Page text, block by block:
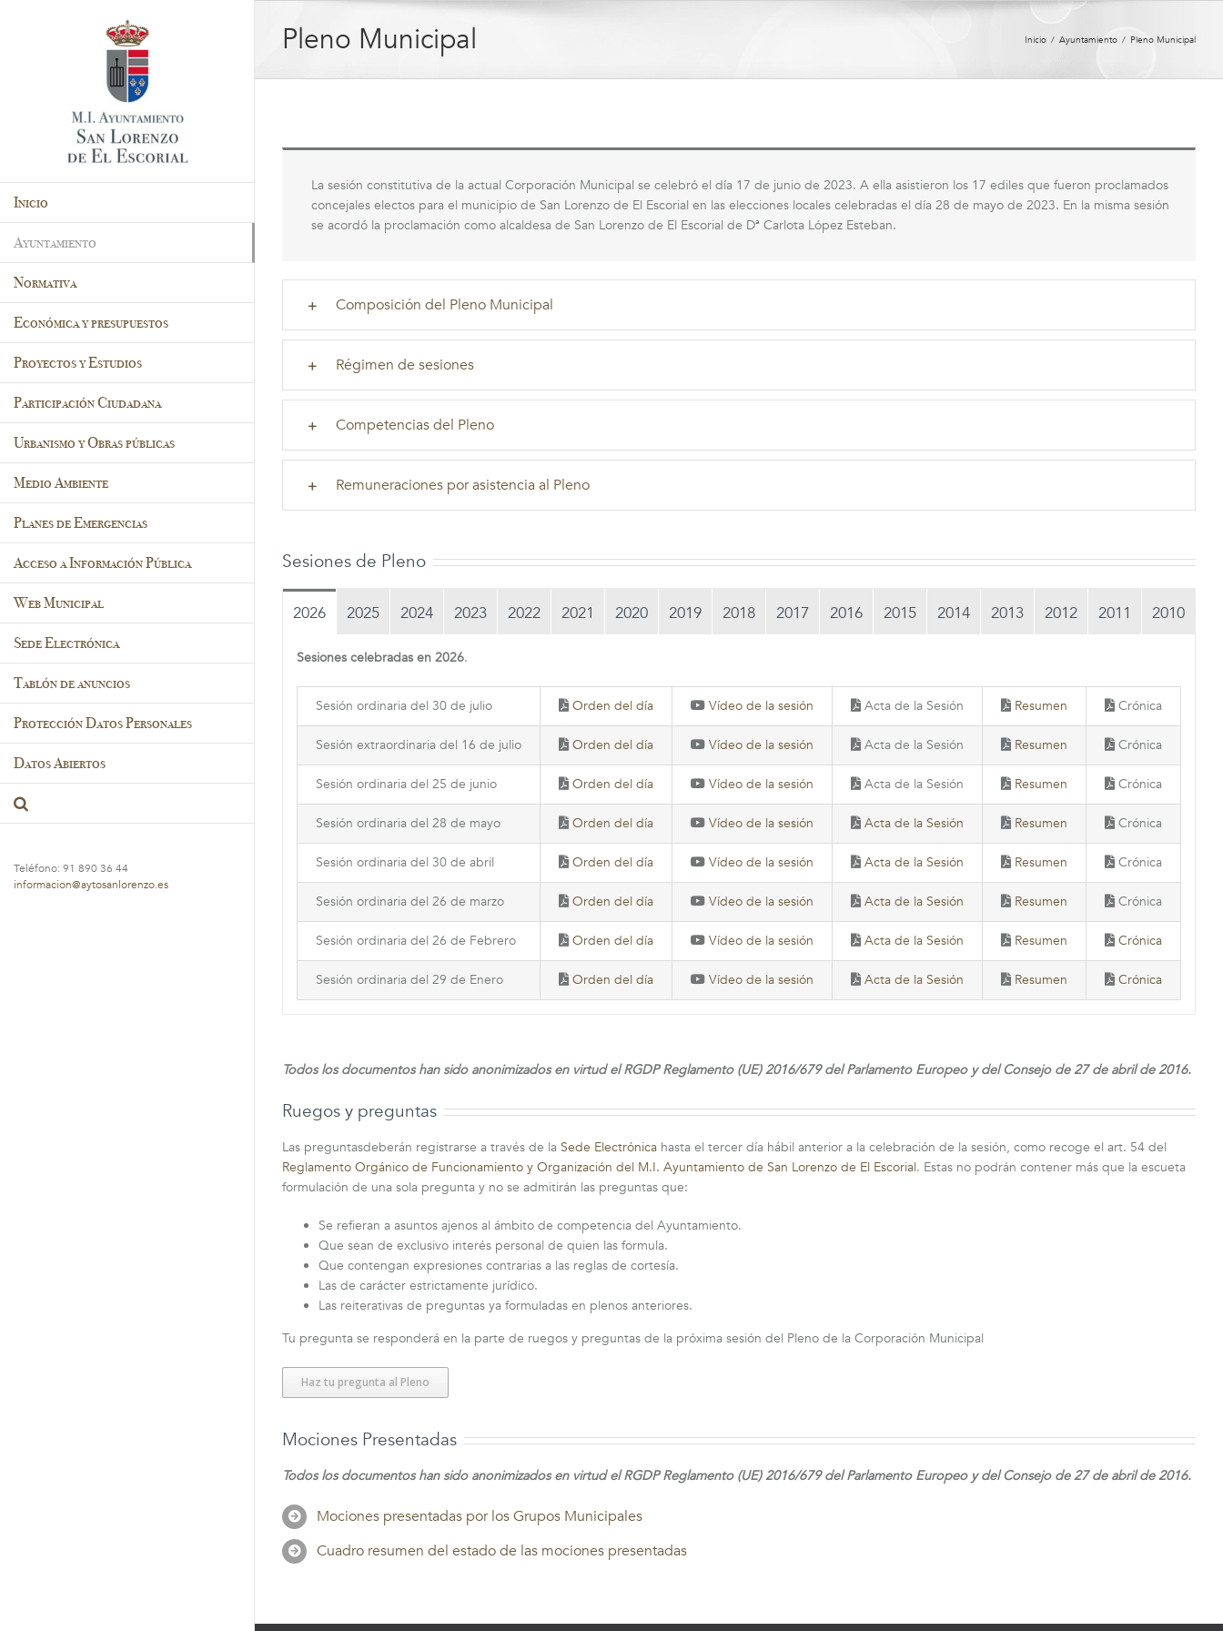
Inicio
Ayuntamiento
Normativa
Económica y presupuestos
Proyectos y Estudios
Participación Ciudadana
Urbanismo y Obras públicas
Medio Ambiente
Planes de Emergencias
Acceso a Información Pública
Web Municipal
Sede Electrónica
Tablón de anuncios
Protección Datos Personales
Datos Abiertos
Teléfono: 91 890 36 44
informacion@aytosanlorenzo.es
Pleno Municipal Inicio / Ayuntamiento / Pleno Municipal
La sesión constitutiva de la actual Corporación Municipal se celebró el día 17 de junio de 2023. A ella asistieron los 17 ediles que fueron proclamados
concejales electos para el municipio de San Lorenzo de El Escorial en las elecciones locales celebradas el día 28 de mayo de 2023. En la misma sesión
se acordó la proclamación como alcaldesa de San Lorenzo de El Escorial de Dª Carlota López Esteban.
Composición del Pleno Municipal
Régimen de sesiones
Competencias del Pleno
Remuneraciones por asistencia al Pleno
Sesiones de Pleno
2026 2025 2024 2023 2022 2021 2020 2019 2018 2017 2016 2015 2014 2013 2012 2011 2010
Sesiones celebradas en 2026.
Sesión ordinaria del 30 de julio Orden del día Vídeo de la sesión Acta de la Sesión Resumen Crónica
Sesión extraordinaria del 16 de julio Orden del día Vídeo de la sesión Acta de la Sesión Resumen Crónica
Sesión ordinaria del 25 de junio Orden del día Vídeo de la sesión Acta de la Sesión Resumen Crónica
Sesión ordinaria del 28 de mayo Orden del día Vídeo de la sesión Acta de la Sesión Resumen Crónica
Sesión ordinaria del 30 de abril Orden del día Vídeo de la sesión Acta de la Sesión Resumen Crónica
Sesión ordinaria del 26 de marzo Orden del día Vídeo de la sesión Acta de la Sesión Resumen Crónica
Sesión ordinaria del 26 de Febrero Orden del día Vídeo de la sesión Acta de la Sesión Resumen Crónica
Sesión ordinaria del 29 de Enero Orden del día Vídeo de la sesión Acta de la Sesión Resumen Crónica
Todos los documentos han sido anonimizados en virtud el RGDP Reglamento (UE) 2016/679 del Parlamento Europeo y del Consejo de 27 de abril de 2016.
Ruegos y preguntas
Las preguntasdeberán registrarse a través de la Sede Electrónica hasta el tercer día hábil anterior a la celebración de la sesión, como recoge el art. 54 del
Reglamento Orgánico de Funcionamiento y Organización del M.I. Ayuntamiento de San Lorenzo de El Escorial. Estas no podrán contener más que la escueta
formulación de una sola pregunta y no se admitirán las preguntas que:
Se refieran a asuntos ajenos al ámbito de competencia del Ayuntamiento.
Que sean de exclusivo interés personal de quien las formula.
Que contengan expresiones contrarias a las reglas de cortesía.
Las de carácter estrictamente jurídico.
Las reiterativas de preguntas ya formuladas en plenos anteriores.
Tu pregunta se responderá en la parte de ruegos y preguntas de la próxima sesión del Pleno de la Corporación Municipal
Haz tu pregunta al Pleno
Mociones Presentadas
Todos los documentos han sido anonimizados en virtud el RGDP Reglamento (UE) 2016/679 del Parlamento Europeo y del Consejo de 27 de abril de 2016.
Mociones presentadas por los Grupos Municipales
Cuadro resumen del estado de las mociones presentadas